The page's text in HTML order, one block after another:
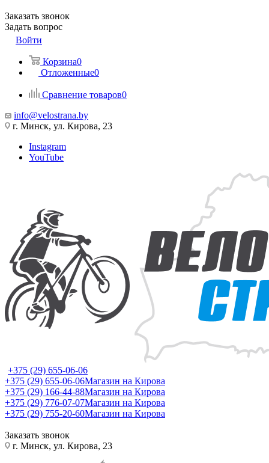
Заказать звонок
Задать вопрос
Войти
Корзина0
Отложенные0
Сравнение товаров0
info@velostrana.by
г. Минск, ул. Кирова, 23
Instagram
YouTube
+375 (29) 655-06-06
+375 (29) 655-06-06Магазин на Кирова
+375 (29) 166-44-88Магазин на Кирова
+375 (29) 776-07-07Магазин на Кирова
+375 (29) 755-20-60Магазин на Кирова
Заказать звонок
г. Минск, ул. Кирова, 23